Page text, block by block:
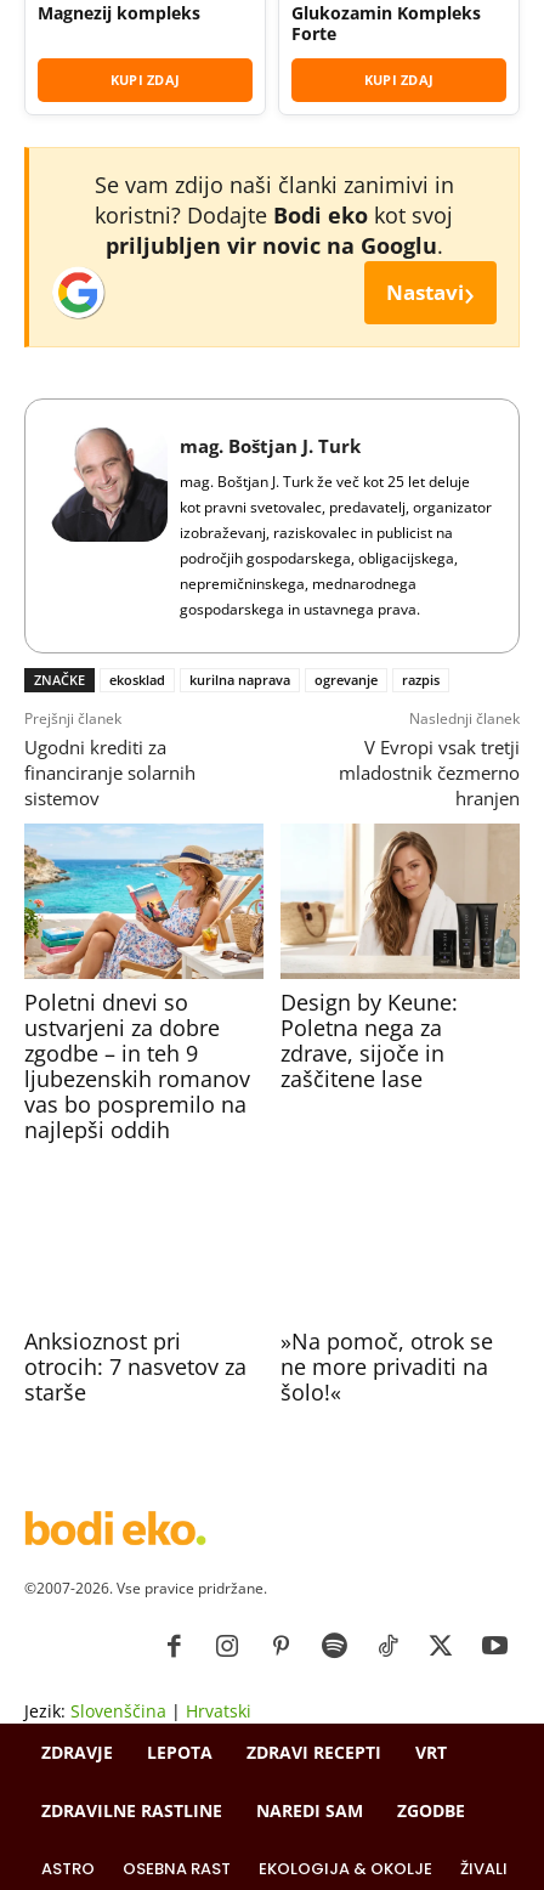
Magnezij kompleks
KUPI ZDAJ
Glukozamin Kompleks
Forte
KUPI ZDAJ
Se vam zdijo naši članki zanimivi in
koristni? Dodajte Bodi eko kot svoj
priljubljen vir novic na Googlu.
Nastavi›
mag. Boštjan J. Turk
mag. Boštjan J. Turk že več kot 25 let deluje
kot pravni svetovalec, predavatelj, organizator
izobraževanj, raziskovalec in publicist na
področjih gospodarskega, obligacijskega,
nepremičninskega, mednarodnega
gospodarskega in ustavnega prava.
ZNAČKE ekosklad kurilna naprava ogrevanje razpis
Prejšnji članek
Ugodni krediti za
financiranje solarnih
sistemov
Naslednji članek
V Evropi vsak tretji
mladostnik čezmerno
hranjen
Poletni dnevi so
ustvarjeni za dobre
zgodbe – in teh 9
ljubezenskih romanov
vas bo pospremilo na
najlepši oddih
Design by Keune:
Poletna nega za
zdrave, sijoče in
zaščitene lase
Anksioznost pri
otrocih: 7 nasvetov za
starše
»Na pomoč, otrok se
ne more privaditi na
šolo!«
©2007-2026. Vse pravice pridržane.
Jezik: Slovenščina | Hrvatski
ZDRAVJE
LEPOTA ZDRAVI RECEPTI VRT
ZDRAVILNE RASTLINE NAREDI SAM ZGODBE
ASTRO OSEBNA RAST EKOLOGIJA & OKOLJE ŽIVALI